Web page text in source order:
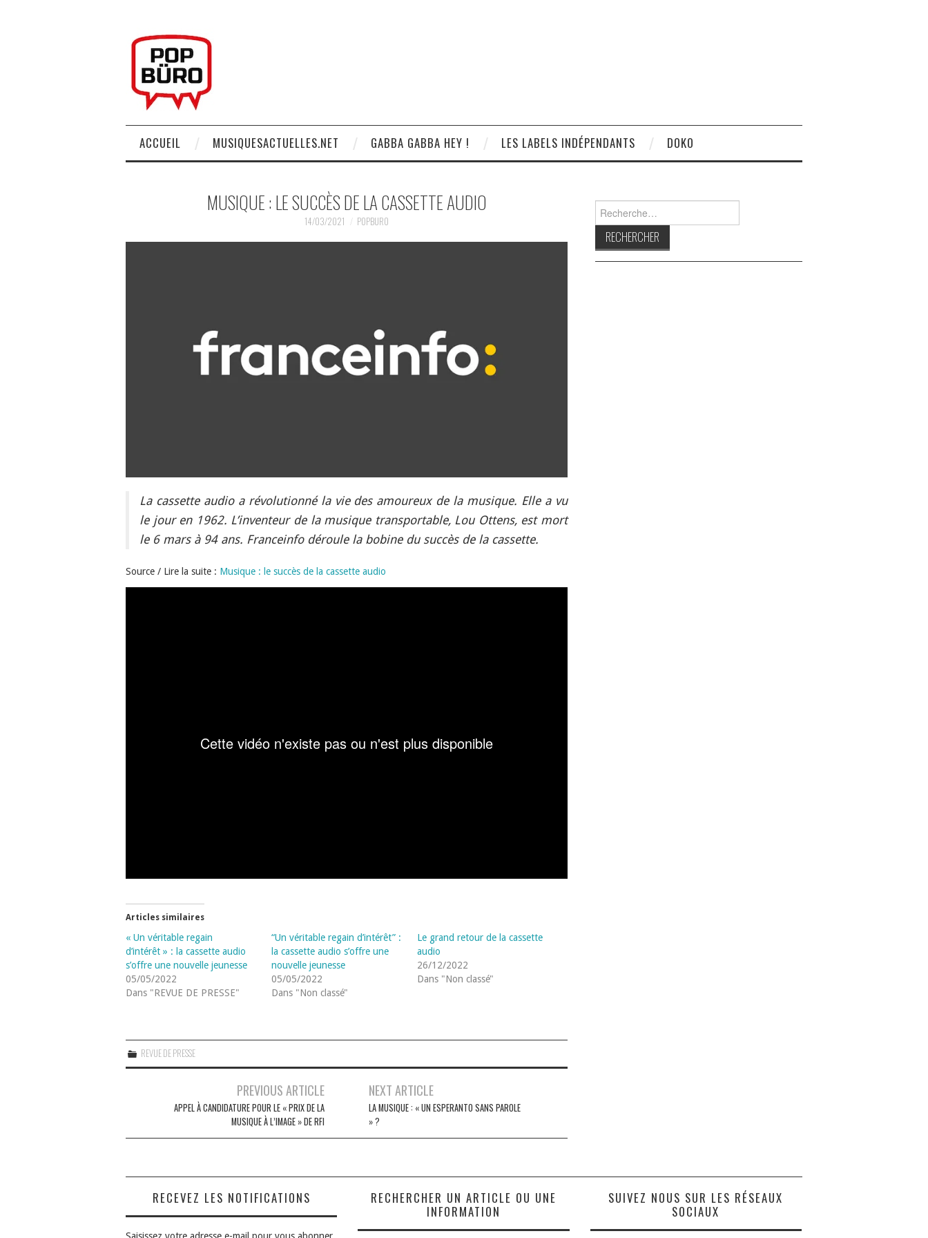
ACCUEIL MUSIQUESACTUELLES.NET GABBA GABBA HEY ! LES LABELS INDÉPENDANTS DOKO
MUSIQUE : LE SUCCÈS DE LA CASSETTE AUDIO
14/03/2021 POPBURO
La cassette audio a révolutionné la vie des amoureux de la musique. Elle a vu
le jour en 1962. L’inventeur de la musique transportable, Lou Ottens, est mort
le 6 mars à 94 ans. Franceinfo déroule la bobine du succès de la cassette.
Source / Lire la suite : Musique : le succès de la cassette audio
Articles similaires
« Un véritable regain
d’intérêt » : la cassette audio
s’offre une nouvelle jeunesse
05/05/2022
Dans "REVUE DE PRESSE"
“Un véritable regain d’intérêt” :
la cassette audio s’offre une
nouvelle jeunesse
05/05/2022
Dans "Non classé"
Le grand retour de la cassette
audio
26/12/2022
Dans "Non classé"
REVUE DE PRESSE
PREVIOUS ARTICLE
APPEL À CANDIDATURE POUR LE « PRIX DE LA
MUSIQUE À L’IMAGE » DE RFI
NEXT ARTICLE
LA MUSIQUE : « UN ESPERANTO SANS PAROLE
» ?
RECEVEZ LES NOTIFICATIONS
RECHERCHER UN ARTICLE OU UNE
INFORMATION
SUIVEZ NOUS SUR LES RÉSEAUX
SOCIAUX